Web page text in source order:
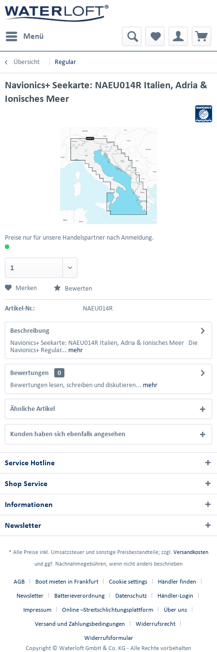
Menü
Übersicht Regular
Navionics+ Seekarte: NAEU014R Italien, Adria &
Ionisches Meer
Preise nur für unsere Handelspartner nach Anmeldung.
Merken Bewerten
Artikel-Nr.: NAEU014R
Beschreibung
Navionics+ Seekarte: NAEU014R Italien, Adria & Ionisches Meer Die
Navionics+ Regular... mehr
Bewertungen
0
Bewertungen lesen, schreiben und diskutieren... mehr
Ähnliche Artikel
Kunden haben sich ebenfalls angesehen
Service Hotline
Shop Service
Informationen
Newsletter
* Alle Preise inkl. Umsatzsteuer und sonstige Preisbestandteile; zzgl. Versandkosten
und ggf. Nachnahmegebühren, wenn nicht anders beschrieben
AGB Boot mieten in Frankfurt Cookie settings Händler finden
Newsletter Batterieverordnung Datenschutz Händler-Login
Impressum Online –Streitschlichtungsplattform Über uns
Versand und Zahlungsbedingungen Widerrufsrecht
Widerrufsformular
Copyright © Waterloft GmbH & Co. KG - Alle Rechte vorbehalten